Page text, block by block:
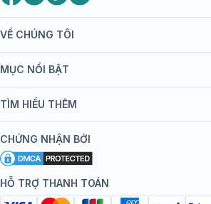
VỀ CHÚNG TÔI
Giới thiệu Tiêm Chủng FPT Long Châu
bán hàng
Chính sách nội dung
Chính sách bảo mật
Chính sách bảo mật dữ liệu cá nhân
MỤC NỔI BẬT
Danh mục vắc xin
Đội ngũ bác sĩ, chuyên gia
Hệ thống trung tâm tiêm chủng
TÌM HIỂU THÊM
Khuyến mãi
Tôi nên tiêm gì?
Tiêm chủng đi nước ngoài
CHỨNG NHẬN BỞI
HỖ TRỢ THANH TOÁN